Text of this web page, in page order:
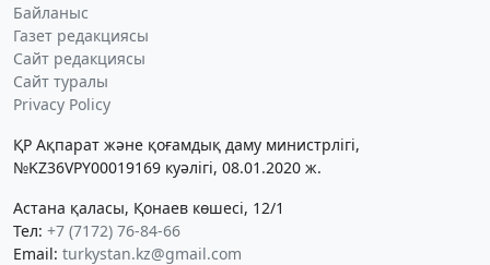
Байланыс
Газет редакциясы
Сайт редакциясы
Сайт туралы
Privacy Policy
ҚР Ақпарат және қоғамдық даму министрлігі,
№KZ36VPY00019169 куәлігі, 08.01.2020 ж.
Астана қаласы, Қонаев көшесі, 12/1
Тел: +7 (7172) 76-84-66
Email: turkystan.kz@gmail.com